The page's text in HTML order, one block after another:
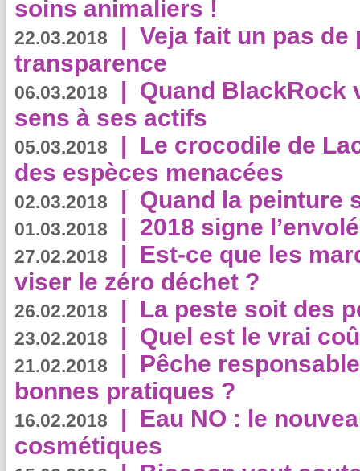
soins animaliers !
22.03.2018 | Veja fait un pas de
transparence
06.03.2018 | Quand BlackRock
sens à ses actifs
05.03.2018 | Le crocodile de
des espèces menacées
02.03.2018 | Quand la peinture
01.03.2018 | 2018 signe
27.02.2018 | Est-ce que les
viser le zéro déchet ?
26.02.2018 | La peste soit des
23.02.2018 | Quel est le vrai
21.02.2018 | Pêche
bonnes pratiques ?
16.02.2018 | Eau NO : le
cosmétiques